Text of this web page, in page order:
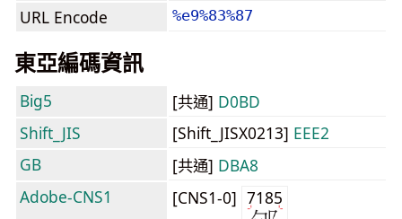
URL Encode %e9%83%87
東亞編碼資訊
Big5 [共通] D0BD
Shift_JIS
[Shift_JISX0213] EEE2
GB
[共通] DBA8
Adobe-CNS1
[CNS1-0] 7185